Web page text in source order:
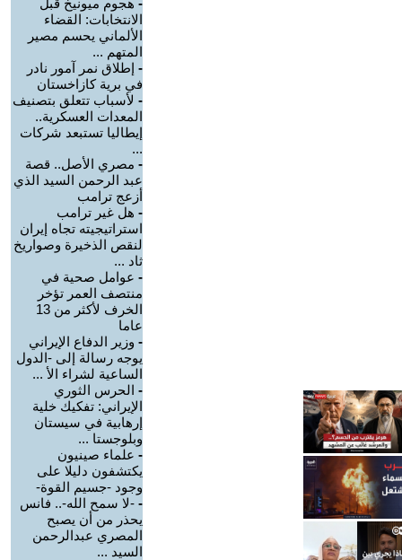
- هجوم ميونيخ قبل
الانتخابات: القضاء
الألماني يحسم مصير
المتهم ...
- إطلاق نمر آمور نادر
في برية كازاخستان
- لأسباب تتعلق بتصنيف
المعدات العسكرية..
إيطاليا تستبعد شركات
...
- مصري الأصل.. قصة
عبد الرحمن السيد الذي
أزعج ترامب
- هل غير ترامب
استراتيجيته تجاه إيران
لنقص الذخيرة وصواريخ
ثاد ...
- عوامل صحية في
منتصف العمر تؤخر
الخرف لأكثر من 13
عاما
- وزير الدفاع الإيراني
يوجه رسالة إلى -الدول
الساعية لشراء الأ ...
- الحرس الثوري
الإيراني: تفكيك خلية
إرهابية في سيستان
وبلوجستا ...
- علماء صينيون
يكتشفون دليلا على
وجود -جسيم القوة-
- -لا سمح الله-.. فانس
يحذر من أن يصبح
المصري عبدالرحمن
السيد ...